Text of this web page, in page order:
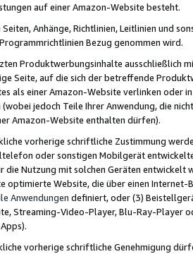
auf einer Amazon-Website besteht.
Seiten, Anhänge, Richtlinien, Leitlinien und
Bezug genommen wird.
Produktwerbungsinhalte ausschließlich
Seite, auf die sich der betreffende
als einer Amazon-Website verlinken oder
jedoch Teile Ihrer Anwendung, die
Amazon-Website enthalten dürfen).
vorherige schriftliche Zustimmung
oder sonstigen Mobilgerät
die Nutzung mit solchen Geräten
optimierte Website, die über einen
Anwendungen definiert, oder (3)
Streaming-Video-Player, Blu-Ray-Player
vorherige schriftliche Genehmigung